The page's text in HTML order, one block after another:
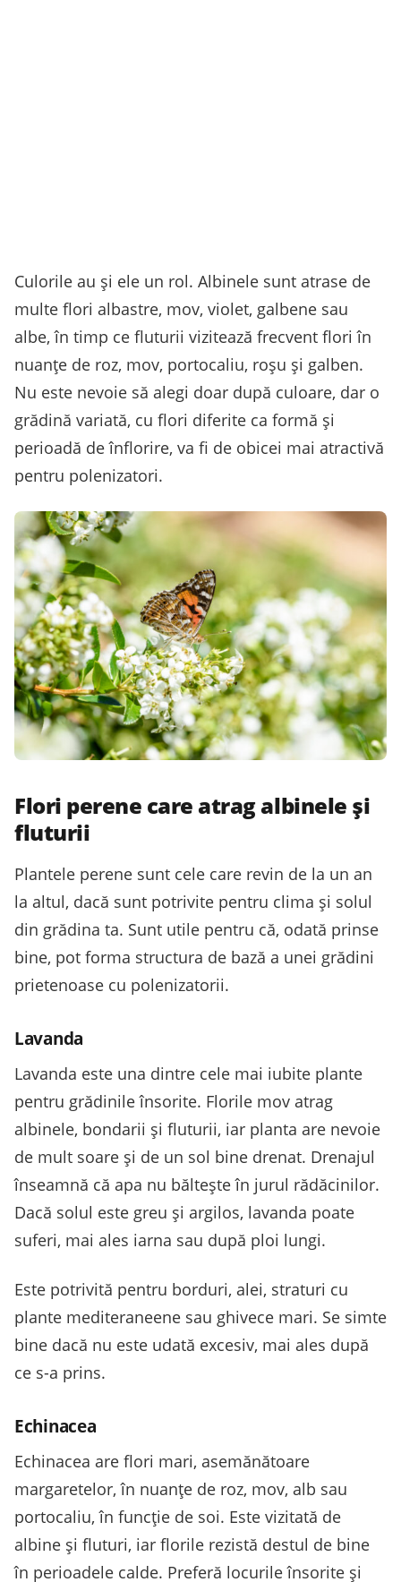
Culorile au și ele un rol. Albinele sunt atrase de
multe flori albastre, mov, violet, galbene sau
albe, în timp ce fluturii vizitează frecvent flori în
nuanțe de roz, mov, portocaliu, roșu și galben.
Nu este nevoie să alegi doar după culoare, dar o
grădină variată, cu flori diferite ca formă și
perioadă de înflorire, va fi de obicei mai atractivă
pentru polenizatori.
Flori perene care atrag albinele și
fluturii
Plantele perene sunt cele care revin de la un an
la altul, dacă sunt potrivite pentru clima și solul
din grădina ta. Sunt utile pentru că, odată prinse
bine, pot forma structura de bază a unei grădini
prietenoase cu polenizatorii.
Lavanda
Lavanda este una dintre cele mai iubite plante
pentru grădinile însorite. Florile mov atrag
albinele, bondarii și fluturii, iar planta are nevoie
de mult soare și de un sol bine drenat. Drenajul
înseamnă că apa nu băltește în jurul rădăcinilor.
Dacă solul este greu și argilos, lavanda poate
suferi, mai ales iarna sau după ploi lungi.
Este potrivită pentru borduri, alei, straturi cu
plante mediteraneene sau ghivece mari. Se simte
bine dacă nu este udată excesiv, mai ales după
ce s-a prins.
Echinacea
Echinacea are flori mari, asemănătoare
margaretelor, în nuanțe de roz, mov, alb sau
portocaliu, în funcție de soi. Este vizitată de
albine și fluturi, iar florile rezistă destul de bine
în perioadele calde. Preferă locurile însorite și